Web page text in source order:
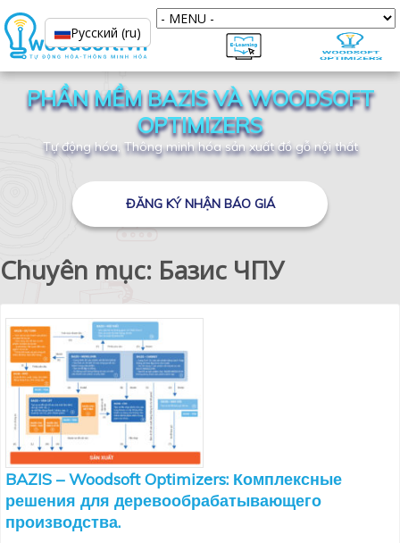
PHẦN MỀM BAZIS VÀ WOODSOFT
OPTIMIZERS
Tự động hóa, Thông minh hóa sản xuất đồ gỗ nội thất
ĐĂNG KÝ NHẬN BÁO GIÁ
Chuyên mục: Базис ЧПУ
BAZIS – Woodsoft Optimizers: Комплексные
решения для деревообрабатывающего
производства.
Русский (ru)